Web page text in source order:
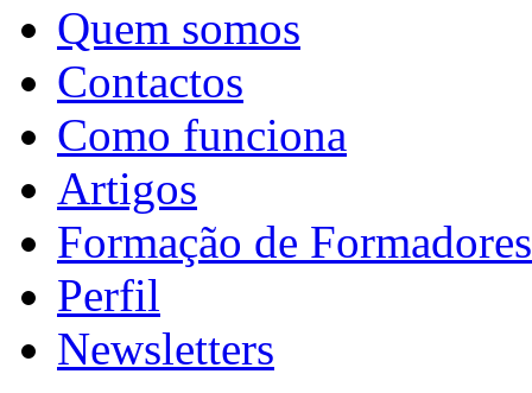
Quem somos
Contactos
Como funciona
Artigos
Formação de Formadores
Perfil
Newsletters